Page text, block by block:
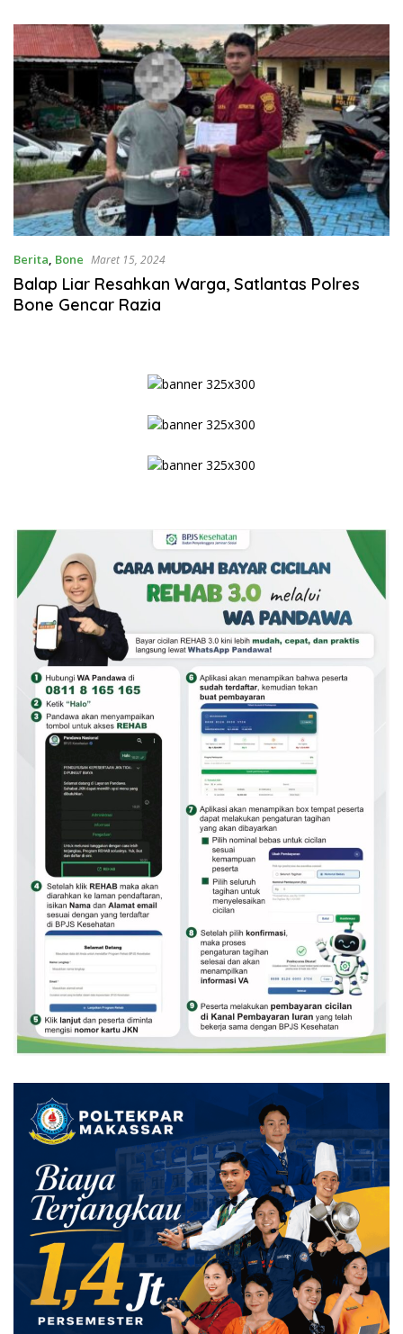
Berita, Bone Maret 15, 2024
Balap Liar Resahkan Warga, Satlantas Polres
Bone Gencar Razia